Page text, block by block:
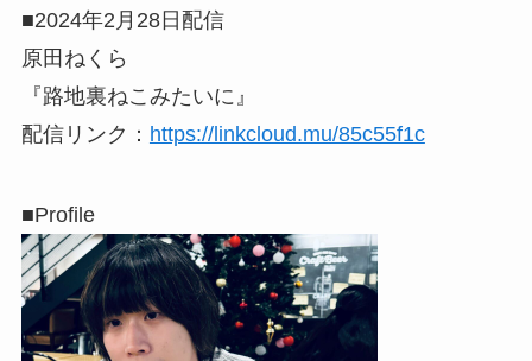
■2024年2月28日配信
原田ねくら
『路地裏ねこみたいに』
配信リンク： https://linkcloud.mu/85c55f1c
■Profile